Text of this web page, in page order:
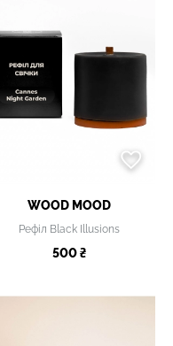
WOOD MOOD
Рефіл Black Illusions
500 ₴